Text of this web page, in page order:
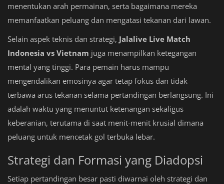
menentukan arah permainan, serta bagaimana mereka
memanfaatkan peluang dan mengatasi tekanan dari lawan.
Selain aspek teknis dan strategi, Jalalive Live Match
Indonesia vs Vietnam juga menampilkan ketegangan
mental yang tinggi. Para pemain harus mampu
mengendalikan emosinya agar tetap fokus dan tidak
terbawa arus tekanan selama pertandingan berlangsung. Ini
adalah waktu yang menuntut ketenangan sekaligus
keberanian, terutama di saat menit-menit krusial dimana
peluang untuk mencetak gol terbuka lebar.
Strategi dan Formasi yang Diadopsi
Setiap pertandingan besar pasti diwarnai oleh strategi dan